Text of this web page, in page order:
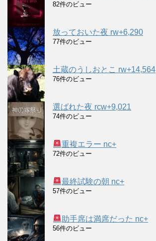
82件のビュー
放っておいた夜 rw+6,290
77件のビュー
土蔵のうしおとこ rw+14,564
76件のビュー
選ばれた夜 rcw+9,021
74件のビュー
重複エラー nc+
72件のビュー
最終試験の朝 nc+
57件のビュー
助手席は満席だった nc+
56件のビュー